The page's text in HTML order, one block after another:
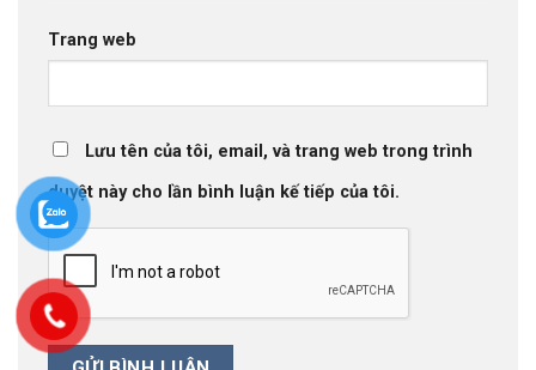
Trang web
Lưu tên của tôi, email, và trang web trong trình
duyệt này cho lần bình luận kế tiếp của tôi.